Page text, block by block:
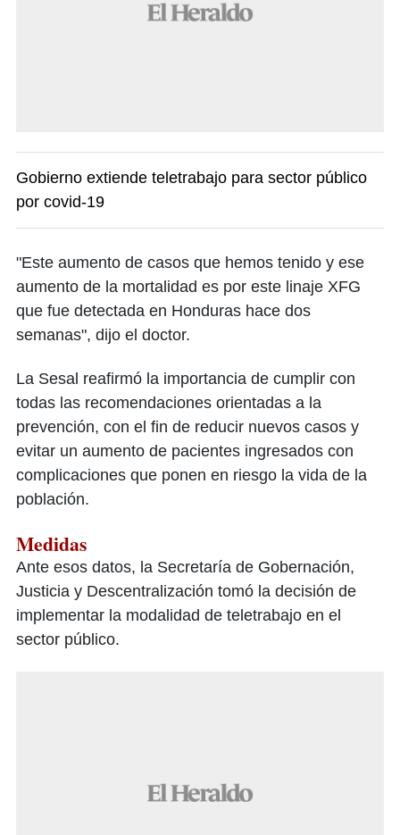
Gobierno extiende teletrabajo para sector público
por covid-19
"Este aumento de casos que hemos tenido y ese
aumento de la mortalidad es por este linaje XFG
que fue detectada en Honduras hace dos
semanas", dijo el doctor.
La Sesal reafirmó la importancia de cumplir con
todas las recomendaciones orientadas a la
prevención, con el fin de reducir nuevos casos y
evitar un aumento de pacientes ingresados con
complicaciones que ponen en riesgo la vida de la
población.
Medidas
Ante esos datos, la Secretaría de Gobernación,
Justicia y Descentralización tomó la decisión de
implementar la modalidad de teletrabajo en el
sector público.